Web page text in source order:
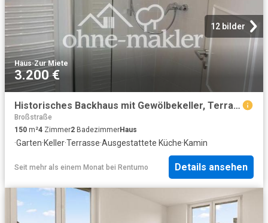
12 bilder
Haus·Zur Miete
3.200 €
Historisches Backhaus mit Gewölbekeller, Terrasse & Parklage – Bad Soden am Taunus
Broßstraße
150 m²4 Zimmer2 BadezimmerHaus
·Garten·Keller·Terrasse·Ausgestattete Küche·Kamin
Seit mehr als einem Monat bei Rentumo Details ansehen